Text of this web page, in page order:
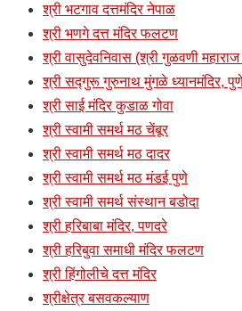
श्री भटगाव दत्तमंदिर नेपाळ
श्री भणगे दत्त मंदिर फलटण
श्री वासुदेवनिवास (श्री गुळवणी
श्री सद्गुरू गुरुनाथ मुंगळे ध्यानमंदिर,
श्री साई मंदिर कुडाळ गोवा
श्री स्वामी समर्थ मठ चेंबूर
श्री स्वामी समर्थ मठ दादर
श्री स्वामी समर्थ मठ मंडई पुणे
श्री स्वामी समर्थ संस्थान बडोदा
श्री हरिबाबा मंदिर, पणदरे
श्री हरिबुवा समाधी मंदिर फलटण
श्री हिंगोलीचे दत्त मंदिर
श्रीक्षेत्र बसवकल्याण